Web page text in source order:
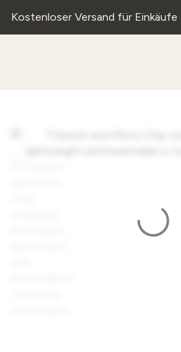
Kostenloser Versand für Einkäufe